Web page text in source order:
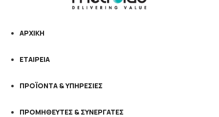
ΑΡΧΙΚΗ
ΕΤΑΙΡΕΙΑ
ΠΡΟΪΟΝΤΑ & ΥΠΗΡΕΣΙΕΣ
ΠΡΟΜΗΘΕΥΤΕΣ & ΣΥΝΕΡΓΑΤΕΣ